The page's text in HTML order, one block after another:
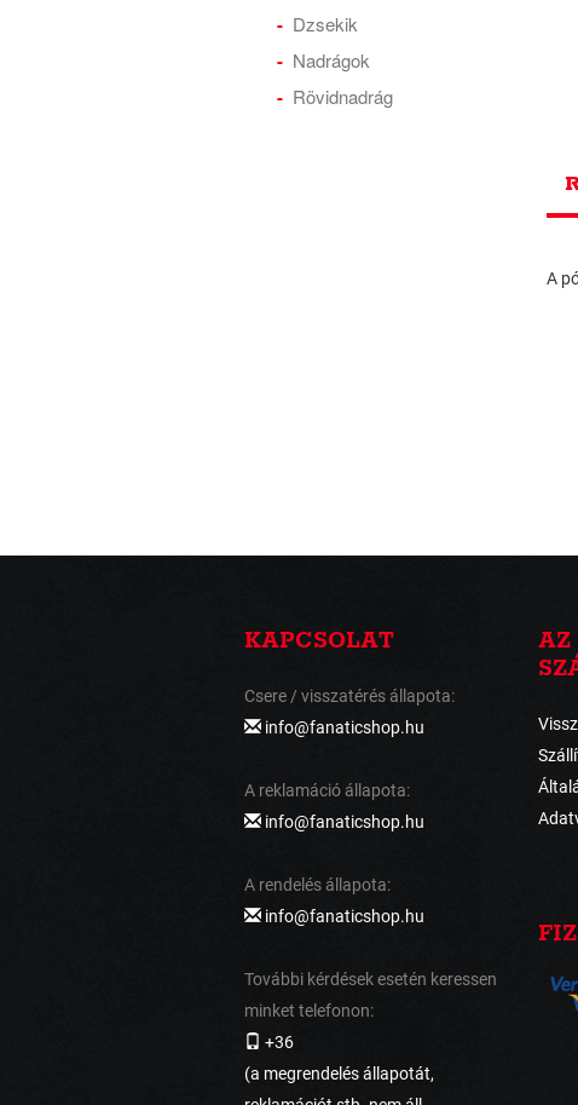
A
Dzsekik
Nadrágok
Rövidnadrág
KAPCSOLAT
Csere / visszatérés állapota:
info@fanaticshop.hu
A reklamáció állapota:
info@fanaticshop.hu
A rendelés állapota:
info@fanaticshop.hu
További kérdések esetén keressen
minket telefonon:
+36
(a megrendelés állapotát,
AZ